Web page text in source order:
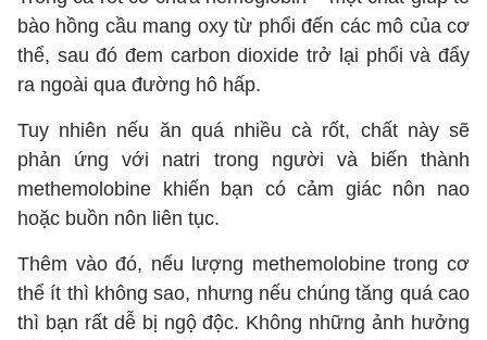
bào hồng cầu mang oxy từ phổi đến các mô của cơ
thể, sau đó đem carbon dioxide trở lại phổi và đẩy
ra ngoài qua đường hô hấp.
Tuy nhiên nếu ăn quá nhiều cà rốt, chất này sẽ
phản ứng với natri trong người và biến thành
methemolobine khiến bạn có cảm giác nôn nao
hoặc buồn nôn liên tục.
Thêm vào đó, nếu lượng methemolobine trong cơ
thể ít thì không sao, nhưng nếu chúng tăng quá cao
thì bạn rất dễ bị ngộ độc. Không những ảnh hưởng